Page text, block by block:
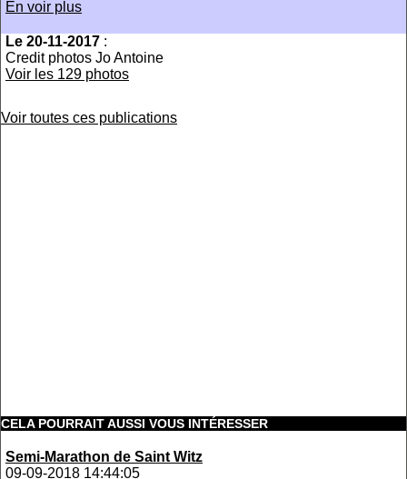
En voir plus
Le 20-11-2017 :
Credit photos Jo Antoine
Voir les 129 photos
Voir toutes ces publications
CELA POURRAIT AUSSI VOUS INTÉRESSER
Semi-Marathon de Saint Witz
09-09-2018 14:44:05